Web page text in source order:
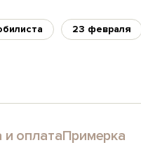
23 февраля
и оплатаПримерка